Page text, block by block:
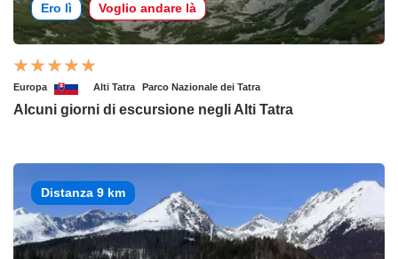
Ero lì Voglio andare là
Europa Alti Tatra Parco Nazionale dei Tatra
Alcuni giorni di escursione negli Alti Tatra
Distanza 9 km